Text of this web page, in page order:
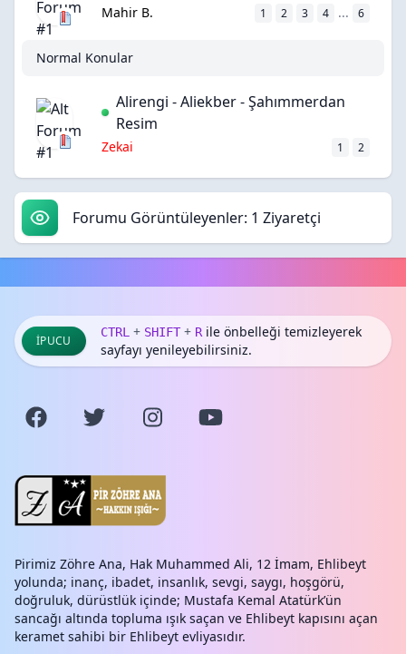
Mahir B. 1 2 3 4 ... 6
Normal Konular
Alirengi - Aliekber - Şahımmerdan
Resim
Zekai 1 2
Forumu Görüntüleyenler: 1 Ziyaretçi
İPUCU
CTRL + SHIFT + Rile önbelleği temizleyerek
sayfayı yenileyebilirsiniz.
Pirimiz Zöhre Ana, Hak Muhammed Ali, 12 İmam, Ehlibeyt
yolunda; inanç, ibadet, insanlık, sevgi, saygı, hoşgörü,
doğruluk, dürüstlük içinde; Mustafa Kemal Atatürk’ün
sancağı altında topluma ışık saçan ve Ehlibeyt kapısını açan
keramet sahibi bir Ehlibeyt evliyasıdır.